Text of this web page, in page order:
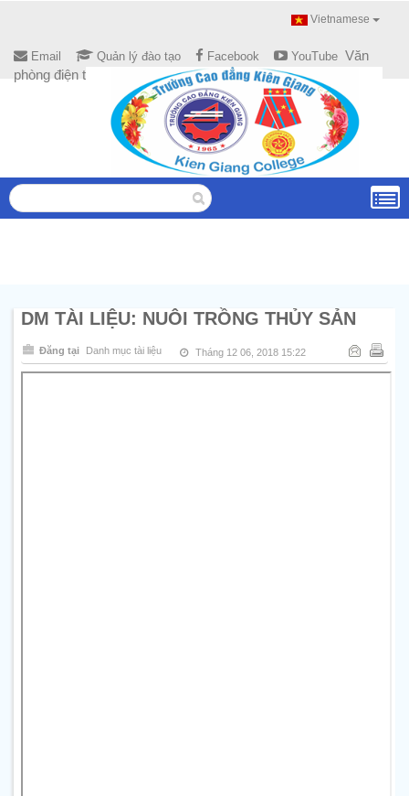
Vietnamese
Email Quản lý đào tạo Facebook YouTube Văn
phòng điện tử
DM TÀI LIỆU: NUÔI TRỒNG THỦY SẢN
Đăng tại Danh mục tài liệu Tháng 12 06, 2018 15:22